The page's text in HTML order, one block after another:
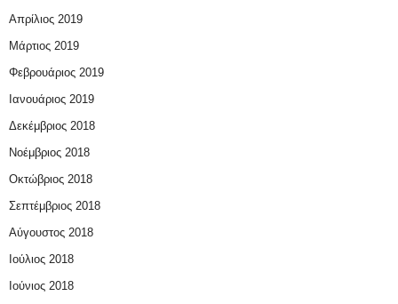
Απρίλιος 2019
Μάρτιος 2019
Φεβρουάριος 2019
Ιανουάριος 2019
Δεκέμβριος 2018
Νοέμβριος 2018
Οκτώβριος 2018
Σεπτέμβριος 2018
Αύγουστος 2018
Ιούλιος 2018
Ιούνιος 2018